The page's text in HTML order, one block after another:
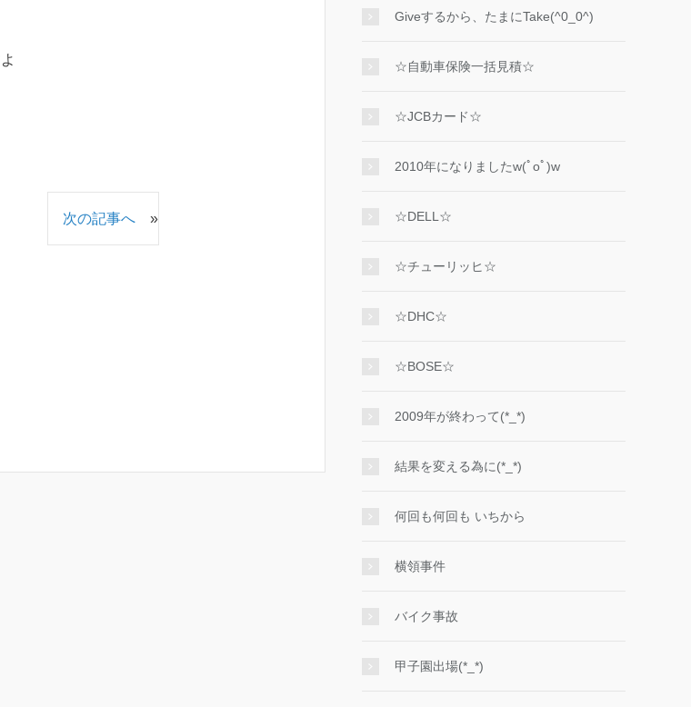
次の記事へ »
Giveするから、たまにTake(^0_0^)
☆自動車保険一括見積☆
☆JCBカード☆
2010年になりましたw(ﾟoﾟ)w
☆DELL☆
☆チューリッヒ☆
☆DHC☆
☆BOSE☆
2009年が終わって(*_*)
結果を変える為に(*_*)
何回も何回も いちから
横領事件
バイク事故
甲子園出場(*_*)